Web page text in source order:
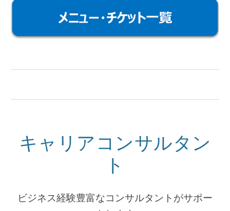
キャリアコンサルタン
ト
ビジネス経験豊富なコンサルタントがサポー